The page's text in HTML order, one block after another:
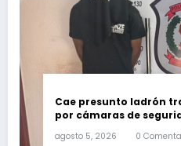
Cae presunto ladrón
por cámaras de
agosto 5, 2026 0